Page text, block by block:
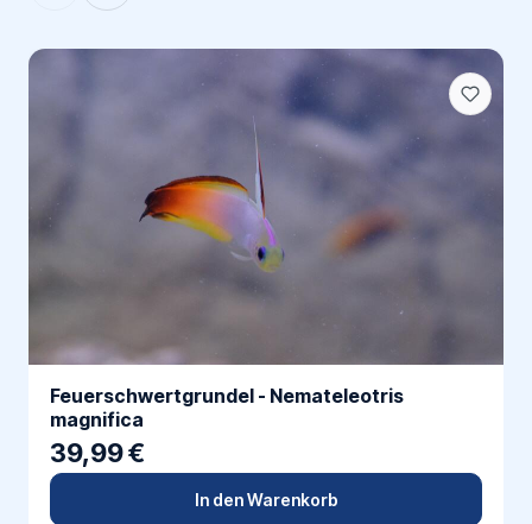
Feuerschwertgrundel - Nemateleotris
magnifica
39,99 €
In den Warenkorb